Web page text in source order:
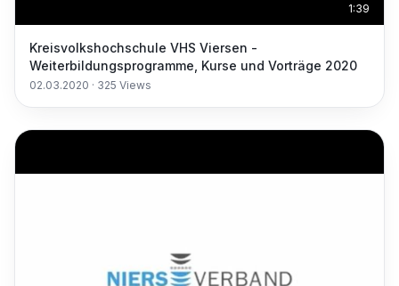
1:39
Kreisvolkshochschule VHS Viersen -
Weiterbildungsprogramme, Kurse und Vorträge 2020
02.03.2020 · 325 Views